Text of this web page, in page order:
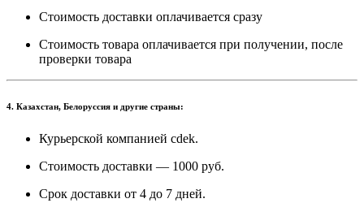
Стоимость доставки оплачивается сразу
Стоимость товара оплачивается при получении, после
проверки товара
4. Казахстан, Белоруссия и другие страны:
Курьерской компанией cdek.
Стоимость доставки — 1000 руб.
Срок доставки от 4 до 7 дней.